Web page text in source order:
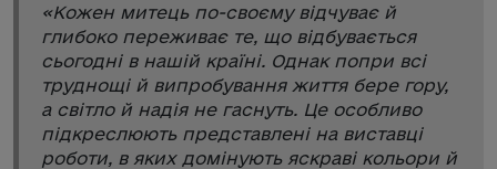
«Кожен митець по-своєму відчуває й
глибоко переживає те, що відбувається
сьогодні в нашій країні. Однак попри всі
труднощі й випробування життя бере гору,
а світло й надія не гаснуть. Це особливо
підкреслюють представлені на виставці
роботи, в яких домінують яскраві кольори й